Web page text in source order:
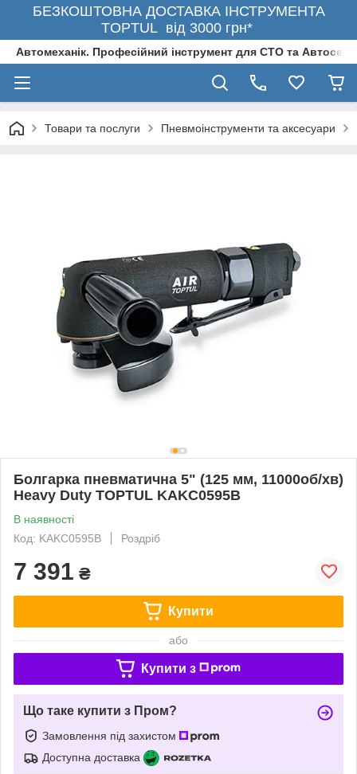
БЕЗКОШТОВНА ДОСТАВКА ІНСТРУМЕНТА
TOPTUL від 3000 грн*
Автомеханік. Професійний інструмент для СТО та
Товари та послуги Пневмоінструменти та аксесуари
Болгарка пневматична 5" (125 мм, 11000об/хв)
Heavy Duty TOPTUL KAKC0595B
В наявності
Код: KAKC0595B
Роздріб
7 391 ₴
Купити
або
Купити з
Що таке купити з Пром?
Замовлення під захистом
Доступна доставка